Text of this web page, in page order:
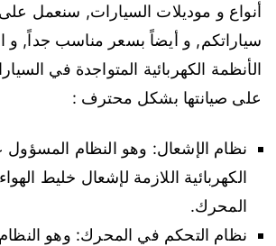
أنواع و موديلات السيارات, سنعمل
سياراتكم, و أيضاً بسعر مناسب جداً, و
الأنظمة الكهربائية المتواجدة في
على صيانتها بشكل محترف :
نظام الإشعال: وهو النظام المسؤول
الكهربائية اللازمة لإشعال خليط
المحرك.
نظام التحكم في المحرك: وهو